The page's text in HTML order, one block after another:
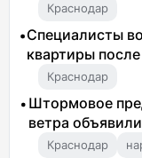
Краснодар
Специалисты
квартиры
Краснодар
Штормовое
ветра
Краснодар